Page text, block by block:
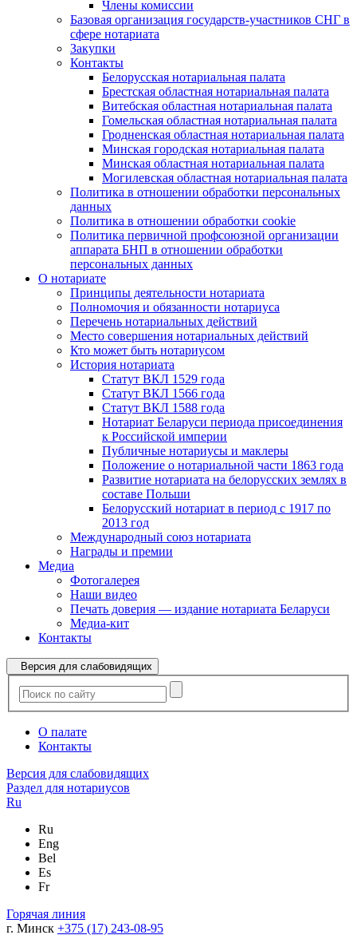
Члены комиссии
Базовая организация государств-участников СНГ в
сфере нотариата
Закупки
Контакты
Белорусская нотариальная палата
Брестская областная нотариальная палата
Витебская областная нотариальная палата
Гомельская областная нотариальная палата
Гродненская областная нотариальная палата
Минская городская нотариальная палата
Минская областная нотариальная палата
Могилевская областная нотариальная палата
Политика в отношении обработки персональных
данных
Политика в отношении обработки cookie
Политика первичной профсоюзной организации
аппарата БНП в отношении обработки
персональных данных
О нотариате
Принципы деятельности нотариата
Полномочия и обязанности нотариуса
Перечень нотариальных действий
Место совершения нотариальных действий
Кто может быть нотариусом
История нотариата
Статут ВКЛ 1529 года
Статут ВКЛ 1566 года
Статут ВКЛ 1588 года
Нотариат Беларуси периода присоединения
к Российской империи
Публичные нотариусы и маклеры
Положение о нотариальной части 1863 года
Развитие нотариата на белорусских землях в
составе Польши
Белорусский нотариат в период с 1917 по
2013 год
Международный союз нотариата
Награды и премии
Медиа
Фотогалерея
Наши видео
Печать доверия — издание нотариата Беларуси
Медиа-кит
Контакты
Версия для слабовидящих
О палате
Контакты
Версия для слабовидящих
Раздел для нотариусов
Ru
Ru
Eng
Bel
Es
Fr
Горячая линия
г. Минск +375 (17) 243-08-95